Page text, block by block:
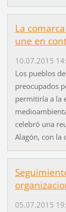
La
une en
10.07.2015
Los pueblos
preocupados
permitiría a la
celebró una
Alagón, con la
05.07.2015